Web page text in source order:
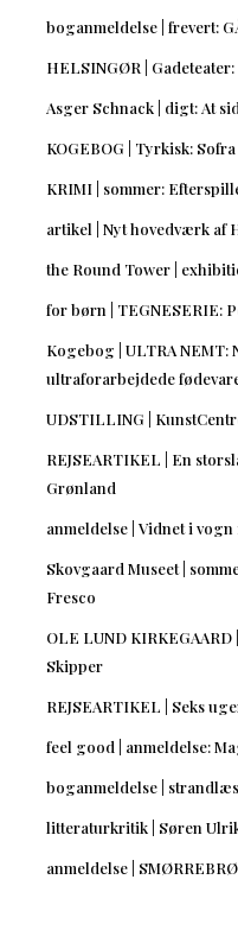
boganmeldelse | frevert:
HELSINGØR | Gadeteater:
Asger Schnack | digt: At
KOGEBOG | Tyrkisk: Sofra
KRIMI | sommer:
artikel | Nyt hovedværk af
the Round Tower |
for børn | TEGNESERIE:
Kogebog | ULTRA NEMT:
ultraforarbejdede
UDSTILLING |
REJSEARTIKEL | En
Grønland
anmeldelse | Vidnet i
Skovgaard Museet |
Fresco
OLE LUND
Skipper
REJSEARTIKEL | Seks
feel good | anmeldelse:
boganmeldelse |
litteraturkritik | Søren
anmeldelse |